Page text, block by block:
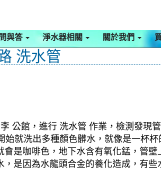
問與答 淨水器相關 關於我們
洗水管
公館，進行 洗水管 作業，檢測發現
就洗出多種顏色髒水，就像是一杯
是咖啡色，地下水含有氧化錳，管
是因為水龍頭合金的養化造成，有